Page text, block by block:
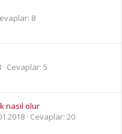
8
Cevaplar: 5
nasıl olur
Cevaplar: 20